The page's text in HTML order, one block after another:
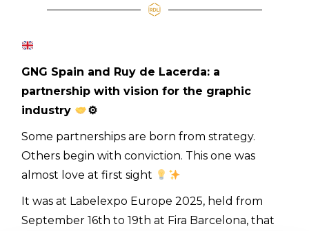
GNG Spain and Ruy de Lacerda: a
partnership with vision for the graphic
industry
⚙
Some partnerships are born from strategy.
Others begin with conviction. This one was
almost love at first sight
It was at Labelexpo Europe 2025, held from
September 16th to 19th at Fira Barcelona, that